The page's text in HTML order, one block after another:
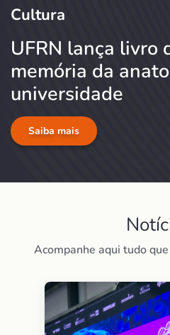
Cultura
UFRN lança livro
memória da
universidade
Saiba mais
Acompanhe aqui tudo